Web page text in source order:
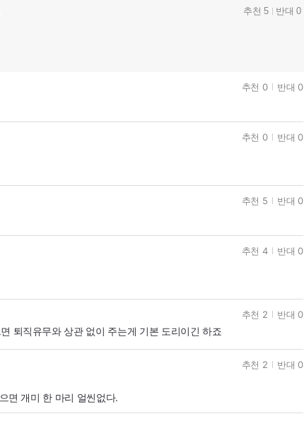
추천 5 반대 0
추천 0 반대 0
추천 0 반대 0
추천 5 반대 0
추천 4 반대 0
퇴직유무와 상관 없이 주는게 기본 도리이긴 하죠
추천 2 반대 0
면 개미 한 마리 얼씬없다.
추천 2 반대 0